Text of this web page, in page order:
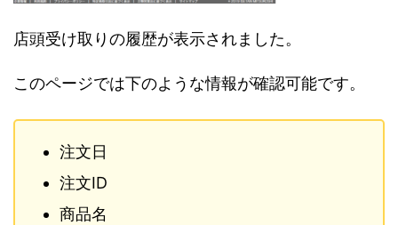
店頭受け取りの履歴が表示されました。
このページでは下のような情報が確認可能です。
注文日
注文ID
商品名